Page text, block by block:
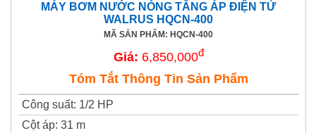
MÁY BƠM NƯỚC NÓNG TĂNG ÁP ĐIỆN TỬ
WALRUS HQCN-400
MÃ SẢN PHẨM: HQCN-400
Giá: 6,850,000đ
Tóm Tắt Thông Tin Sản Phẩm
Công suất: 1/2 HP
Cột áp: 31 m